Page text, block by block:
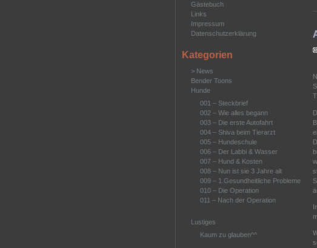
Gästebuch
Links
Impressum
Datenschutzerklärung
Kategorien
> News
Bender Toons
Hunde
001 – Steckbrief
002 – Wie alles begann
003 – Die erste Autofahrt
004 – Shiva beim Tierarzt
005 – Hundeschule
006 – Der Labbi & Wasser
007 – Hund & Kosten
008 – Nun ist sie 3 Jahre alt
009 – 1.Gesundheitliche Probleme
010 – Die Operation
011 – Nach der Operation
Lustiges
Kaum zu glauben^^